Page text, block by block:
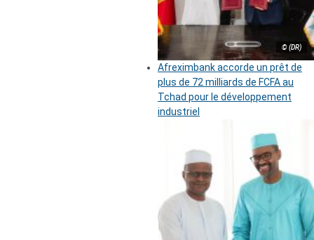
© (DR)
Afreximbank accorde un prêt de
plus de 72 milliards de FCFA au
Tchad pour le développement
industriel